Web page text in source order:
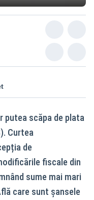
putea scăpa de plata
Curtea
de
fiscale din
sume mai mari
care sunt șansele